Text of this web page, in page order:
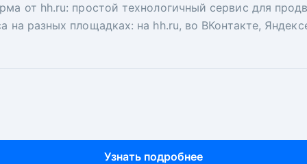
от hh.ru: простой технологичный сервис для
на разных площадках: на hh.ru, во ВКонтакте,
Узнать подробнее
вакансий на главной странице hh.ru.
ключ. Решите, сколько кандидатов и когда вам
рекрутеры и проектные менеджеры hh.ru с
Узнать подробнее